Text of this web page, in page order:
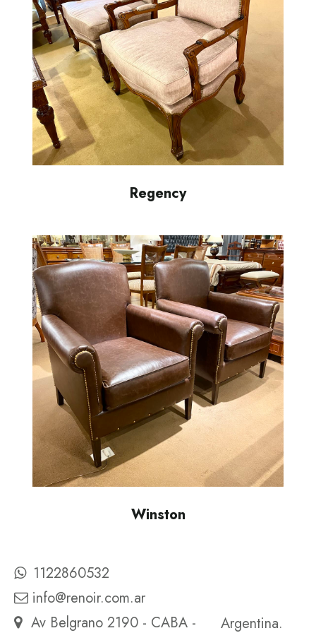
Regency
Winston
1122860532
info@renoir.com.ar
Av Belgrano 2190 - CABA -
Argentina.